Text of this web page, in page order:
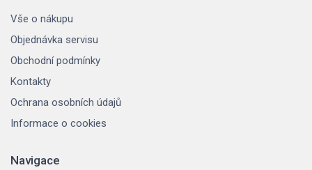
Vše o nákupu
Objednávka servisu
Obchodní podmínky
Kontakty
Ochrana osobních údajů
Informace o cookies
Navigace